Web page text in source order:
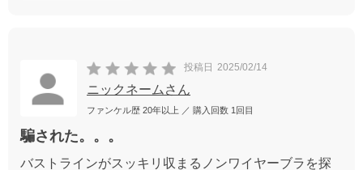
投稿日 2025/02/14
ニックネームさん
ファンケル歴 20年以上 ／ 購入回数 1回目
騙された。。。
バストラインがスッキリ収まるノンワイヤーブラを探